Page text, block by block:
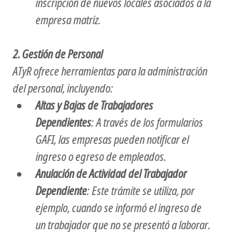
empresa matriz. ​
2. Gestión de Personal
ATyR ofrece herramientas para la administración
del personal, incluyendo:​
Altas y Bajas de Trabajadores
Dependientes: A través de los formularios
GAFI, las empresas pueden notificar el
ingreso o egreso de empleados.
Anulación de Actividad del Trabajador
Dependiente: Este trámite se utiliza, por
ejemplo, cuando se informó el ingreso de
un trabajador que no se presentó a laborar. ​